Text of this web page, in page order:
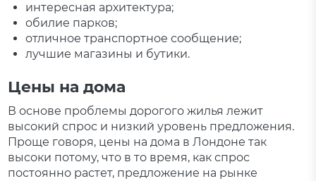
интересная архитектура;
обилие парков;
отличное транспортное сообщение;
лучшие магазины и бутики.
Цены на дома
В основе проблемы дорогого жилья лежит
высокий спрос и низкий уровень предложения.
Проще говоря, цены на дома в Лондоне так
высоки потому, что в то время, как спрос
постоянно растет, предложение на рынке